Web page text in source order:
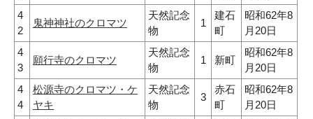
4
2
鬼神神社のクロマツ
天然記念
物
1
建石
町
昭和62年8
月20日
4
3
願行寺のクロマツ
天然記念
物
1 新町
昭和62年8
月20日
4
4
松源寺のクロマツ・ケ
ヤキ
天然記念
物
3
赤石
町
昭和62年8
月20日